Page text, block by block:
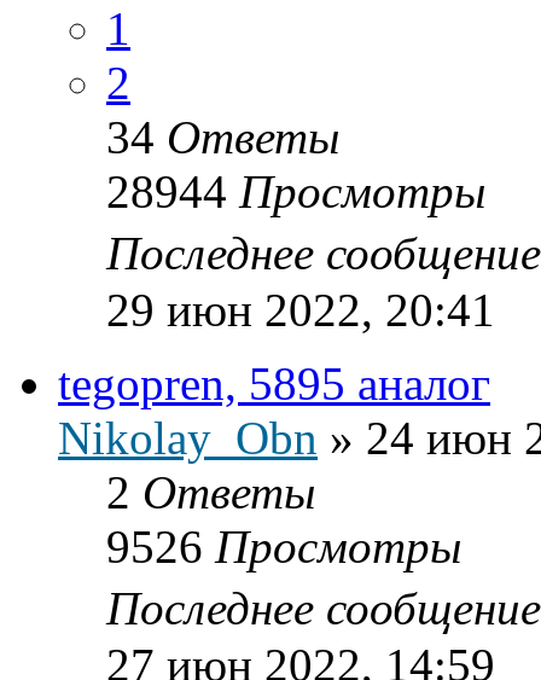
1
2
34 Ответы
28944 Просмотры
Последнее
29 июн 2022, 20:41
tegopren, 5895 аналог
Nikolay_Obn » 24 июн
2 Ответы
9526 Просмотры
Последнее
27 июн 2022, 14:59